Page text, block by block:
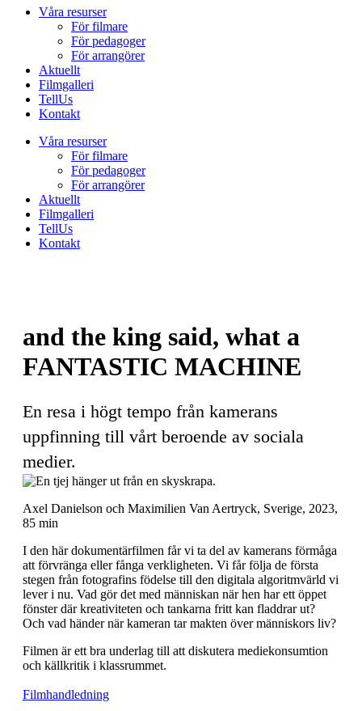
Våra resurser
För filmare
För pedagoger
För arrangörer
Aktuellt
Filmgalleri
TellUs
Kontakt
Våra resurser
För filmare
För pedagoger
För arrangörer
Aktuellt
Filmgalleri
TellUs
Kontakt
and the king said, what a
FANTASTIC MACHINE
En resa i högt tempo från kamerans
uppfinning till vårt beroende av sociala
medier.
Axel Danielson och Maximilien Van Aertryck, Sverige, 2023,
85 min
I den här dokumentärfilmen får vi ta del av kamerans förmåga
att förvränga eller fånga verkligheten. Vi får följa de första
stegen från fotografins födelse till den digitala algoritmvärld vi
lever i nu. Vad gör det med människan när hen har ett öppet
fönster där kreativiteten och tankarna fritt kan fladdrar ut?
Och vad händer när kameran tar makten över människors liv?
Filmen är ett bra underlag till att diskutera mediekonsumtion
och källkritik i klassrummet.
Filmhandledning